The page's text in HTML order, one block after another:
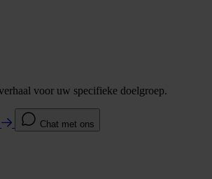
voor uw specifieke doelgroep.
Chat met ons